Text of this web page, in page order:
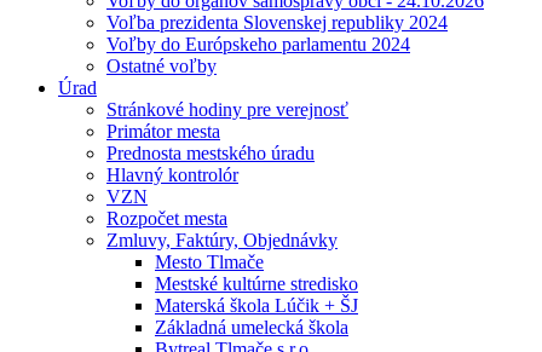
Voľba prezidenta Slovenskej republiky 2024
Voľby do Európskeho parlamentu 2024
Ostatné voľby
Úrad
Stránkové hodiny pre verejnosť
Primátor mesta
Prednosta mestského úradu
Hlavný kontrolór
VZN
Rozpočet mesta
Zmluvy, Faktúry, Objednávky
Mesto Tlmače
Mestské kultúrne stredisko
Materská škola Lúčik + ŠJ
Základná umelecká škola